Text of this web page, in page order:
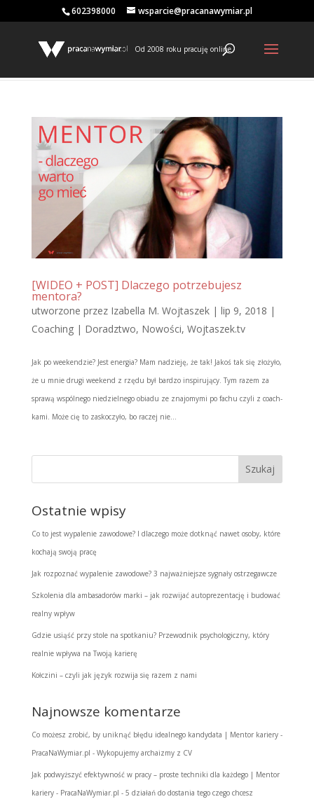
602398000 wsparcie@pracanawymiar.pl
Od 2008 roku pracuję online
[WIDEO + POST] Dlaczego potrzebujesz
mentora?
utworzone przez Izabella M. Wojtaszek| lip 9, 2018 |
Coaching | Doradztwo, Nowości, Wojtaszek.tv
Jak po weekendzie? Jest energia? Mam nadzieję, że tak! Jakoś tak się złożyło,
że u mnie drugi weekend z rzędu był bardzo inspirujący. Tym razem za
sprawą wspólnego niedzielnego obiadu ze znajomymi po fachu czyli z coach-
kami. Może cię to zaskoczyło, bo raczej nie...
Ostatnie wpisy
Co to jest wypalenie zawodowe? I dlaczego może dotknąć nawet osoby, które
kochają swoją pracę
Jak rozpoznać wypalenie zawodowe? 3 najważniejsze sygnały ostrzegawcze
Szkolenia dla ambasadorów marki – jak rozwijać autoprezentację i budować
realny wpływ
Gdzie usiąść przy stole na spotkaniu? Przewodnik psychologiczny, który
realnie wpływa na Twoją karierę
Kołczini – czyli jak język rozwija się razem z nami
Najnowsze komentarze
Co możesz zrobić, by uniknąć błędu idealnego kandydata | Mentor kariery -
PracaNaWymiar.pl - Wykopujemy archaizmy z CV
Jak podwyższyć efektywność w pracy – proste techniki dla każdego | Mentor
kariery - PracaNaWymiar.pl - 5 działań do dostania tego czego chcesz